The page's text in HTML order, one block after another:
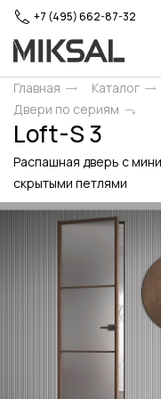
+7 (495) 662-87-32
Главная Каталог
Двери по сериям
Loft-S 3
Распашная дверь с
скрытыми петлями